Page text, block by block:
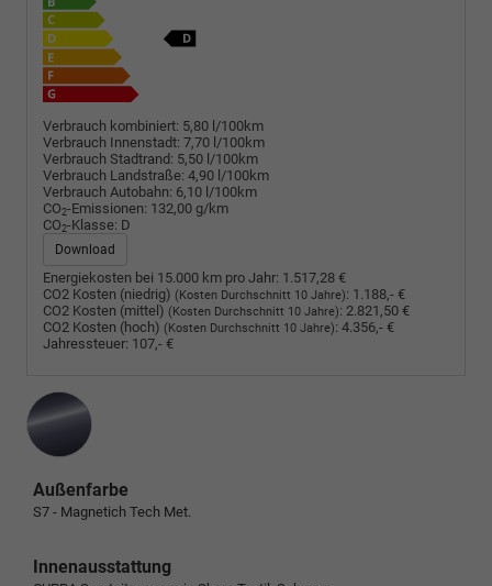
Verbrauch kombiniert: 5,80 l/100km
Verbrauch Innenstadt: 7,70 l/100km
Verbrauch Stadtrand: 5,50 l/100km
Verbrauch Landstraße: 4,90 l/100km
Verbrauch Autobahn: 6,10 l/100km
CO2-Emissionen: 132,00 g/km
CO2-Klasse: D
Download
Energiekosten bei 15.000 km pro Jahr: 1.517,28 €
CO2 Kosten (niedrig) (Kosten Durchschnitt 10 Jahre): 1.188,- €
CO2 Kosten (mittel) (Kosten Durchschnitt 10 Jahre): 2.821,50 €
CO2 Kosten (hoch) (Kosten Durchschnitt 10 Jahre): 4.356,- €
Jahressteuer: 107,- €
Außenfarbe
S7 - Magnetich Tech Met.
Innenausstattung